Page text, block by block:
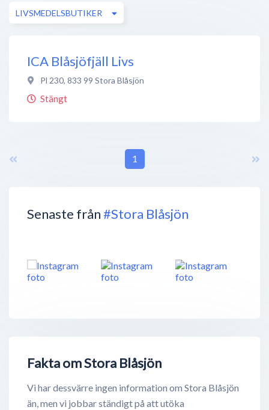
Senaste från#Stora Blåsjön
Fakta om Stora Blåsjön
Vi har dessvärre ingen information om Stora Blåsjön
än, men vi jobbar ständigt på att utöka
LIVSMEDELSBUTIKER
ICA Blåsjöfjäll Livs
Pl 230, 833 99 Stora Blåsjön
Stängt
1